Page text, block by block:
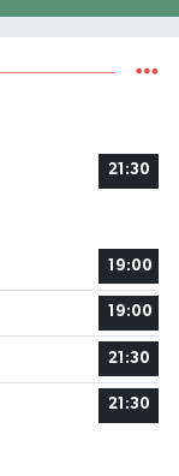
21:30
19:00
19:00
21:30
21:30